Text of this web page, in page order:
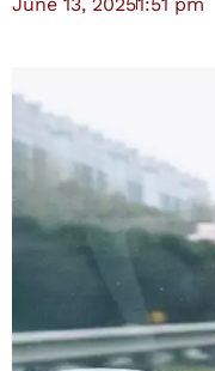
June 13, 20251:51 pm